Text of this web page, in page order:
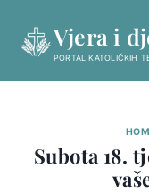
content
Vjera i
PORTAL KATOLIČKIH
Subota 18.